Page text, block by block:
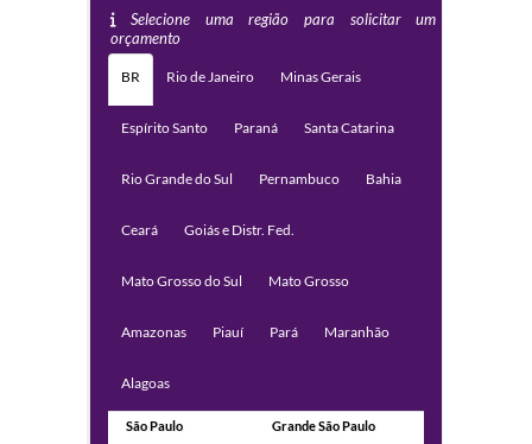
Selecione uma região para solicitar um
orçamento
BR Rio de Janeiro Minas Gerais
Espírito Santo Paraná Santa Catarina
Rio Grande do Sul Pernambuco Bahia
Ceará Goiás e Distr. Fed.
Mato Grosso do Sul Mato Grosso
Amazonas Piauí Pará Maranhão
Alagoas
São Paulo
Grande São Paulo